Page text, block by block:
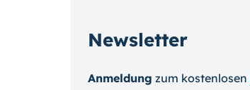
Newsletter
Anmeldung zum kosten­losen